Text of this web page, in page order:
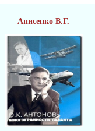
Анисенко В.Г.